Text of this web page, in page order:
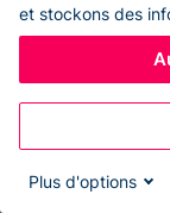
et stockons des
Plus d'options